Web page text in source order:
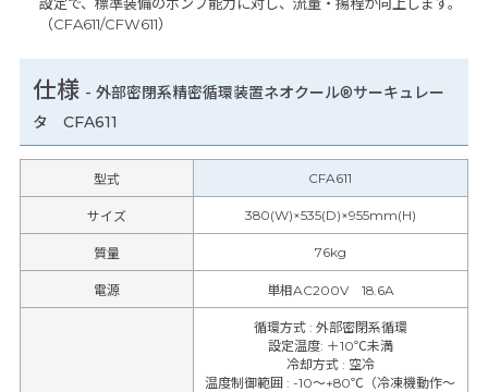
（CFA611/CFW611）
仕様 - 外部密閉系精密循環装置ネオクール®サーキュレー
タ CFA611
型式 CFA611
サイズ 380(W)×535(D)×955mm(H)
質量 76kg
電源 単相AC200V 18.6A
循環方式 : 外部密閉系循環
設定温度: ＋10℃未満
冷却方式 : 空冷
温度制御範囲:-10～+80℃（冷凍機動作～